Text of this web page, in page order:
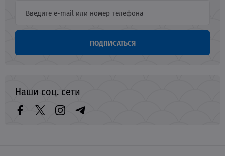
ПОДПИСАТЬСЯ
Наши соц. сети